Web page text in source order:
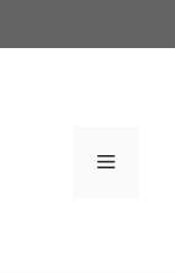
Menú